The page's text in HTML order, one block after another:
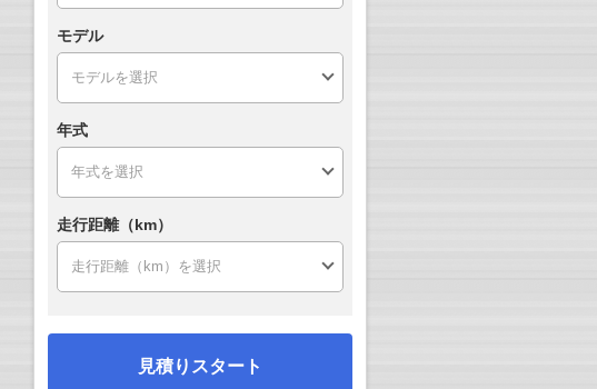
モデル
年式
走行距離（km）
見積りスタート